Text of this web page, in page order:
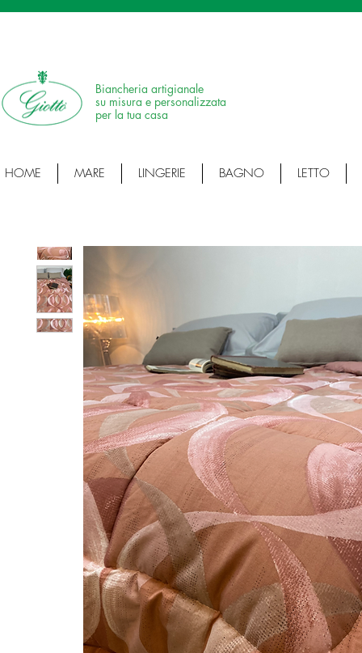
Biancheria artigianale
su misura e personalizzata
per la tua casa
HOME MARE LINGERIE BAGNO LETTO